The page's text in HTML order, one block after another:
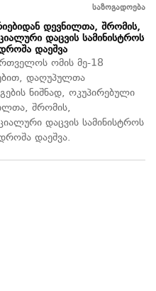
საზოგადოება
დევნილთა, შრომის,
დაცვის სამინისტროს
დაეშვა
ომის მე-18
დაღუპულთა
ნიშნად, ოკუპირებული
შრომის,
დაცვის სამინისტროს
დაეშვა.